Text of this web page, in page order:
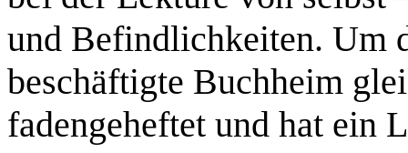
und Befindlichkeiten. Um
beschäftigte Buchheim
fadengeheftet und hat ein